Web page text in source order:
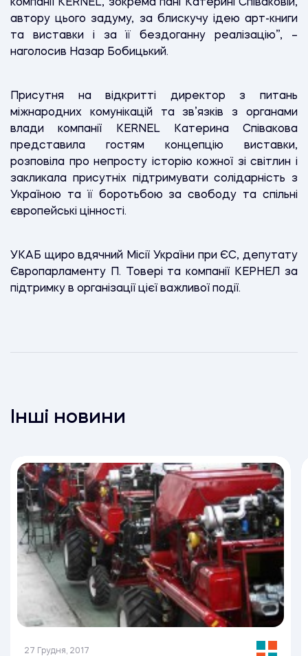
компанії KERNEL, зокрема пані Катерині Співаковій,
автору цього задуму, за блискучу ідею арт-книги
та виставки і за її бездоганну реалізацію”, –
наголосив Назар Бобицький.
Присутня на відкритті директор з питань
міжнародних комунікацій та зв’язків з органами
влади компанії KERNEL Катерина Співакова
представила гостям концепцію виставки,
розповіла про непросту історію кожної зі світлин і
закликала присутніх підтримувати солідарність з
Україною та її боротьбою за свободу та спільні
європейські цінності.
УКАБ щиро вдячний Місії України при ЄС, депутату
Європарламенту П. Товері та компанії КЕРНЕЛ за
підтримку в організації цієї важливої події.
Інші новини
27 Грудня, 2017